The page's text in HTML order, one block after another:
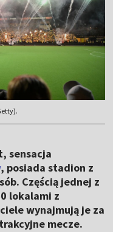
sensacja
, posiada stadion z
Częścią jednej z
lokalami z
wynajmują je za
mecze.